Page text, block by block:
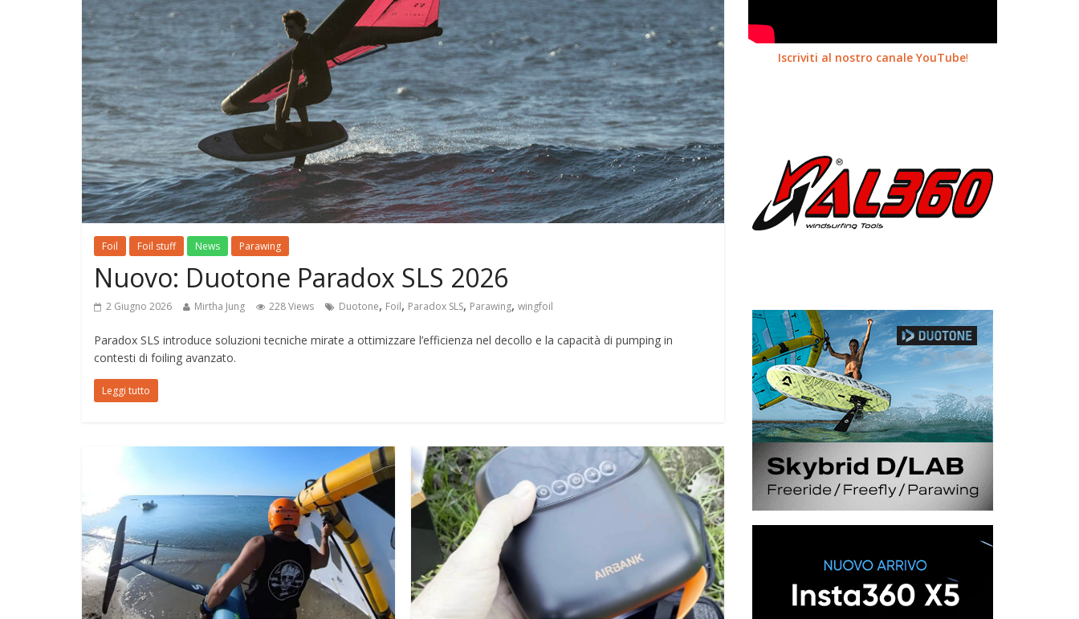
Foil Foil stuff News Parawing
Nuovo: Duotone Paradox SLS 2026
2 Giugno 2026 Mirtha Jung 228 Views Duotone, Foil, Paradox SLS, Parawing, wingfoil
Paradox SLS introduce soluzioni tecniche mirate a ottimizzare l’efficienza nel decollo e la capacità di pumping in
contesti di foiling avanzato.
Leggi tutto
Iscriviti al nostro canale YouTube!